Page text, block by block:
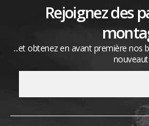
Rejoignez des
...et obtenez en avant première nos